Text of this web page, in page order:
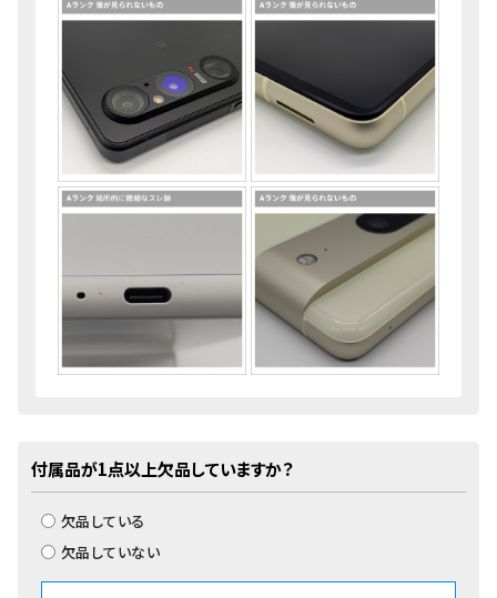
付属品が1点以上欠品していますか？
欠品している
欠品していない